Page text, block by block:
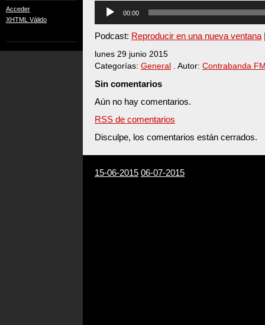
Acceder
XHTML Válido
Reproductor
audio
00:00
Podcast: Reproducir en una nueva ventana
lunes 29 junio 2015
Categorías: General . Autor: Contrabanda
Sin comentarios
Aún no hay comentarios.
RSS de comentarios
Disculpe, los comentarios están cerrados.
15-06-2015 06-07-2015